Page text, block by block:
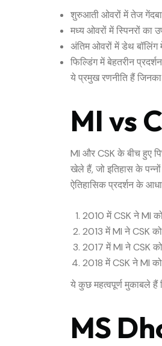
शुरुआती ओवरों में तेज
मध्य ओवरों में स्पिनरों का
अंतिम ओवरों में डेथ बॉलिंग
फिल्डिंग में बेहतरीन प्रदर्शन
ये प्रमुख रणनीति हैं
MI vs
MI और CSK के बीच हुए
खेले हैं, जो इतिहास के
ऐतिहासिक प्रदर्शन के
2010 में CSK ने MI को
2013 में MI ने CSK को
2017 में MI ने CSK को
2018 में CSK ने MI को
ये कुछ महत्वपूर्ण मुकाबले हैं
MS